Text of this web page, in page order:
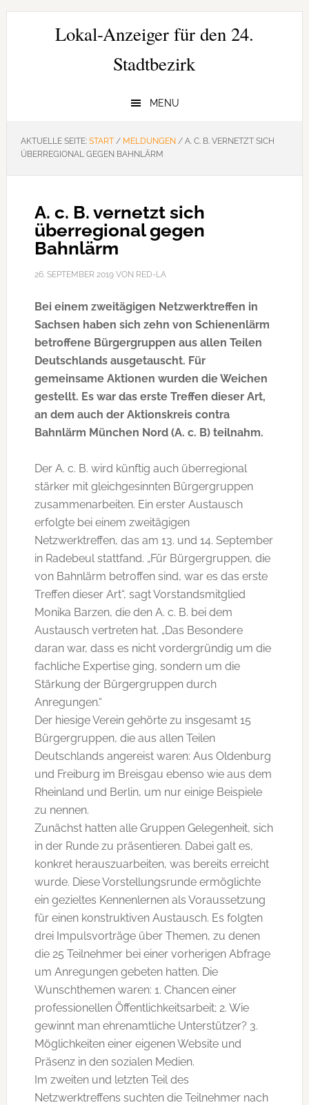
Zur
Hauptnavigation
Zum
Zur
SeitenspalteLokal-Anzeiger für den 24.
Stadtbezirk
MENU
AKTUELLE SEITE: START / MELDUNGEN /A. C. B. VERNETZT SICH
ÜBERREGIONAL GEGEN BAHNLÄRM
A. c. B. vernetzt sich
überregional gegen
Bahnlärm
26. SEPTEMBER 2019VON RED-LA
Bei einem zweitägigen Netzwerktreffen in
Sachsen haben sich zehn von Schienenlärm
betroffene Bürgergruppen aus allen Teilen
Deutschlands ausgetauscht. Für
gemeinsame Aktionen wurden die Weichen
gestellt. Es war das erste Treffen dieser Art,
an dem auch der Aktionskreis contra
Bahnlärm München Nord (A. c. B) teilnahm.
Der A. c. B. wird künftig auch überregional
stärker mit gleichgesinnten Bürgergruppen
zusammenarbeiten. Ein erster Austausch
erfolgte bei einem zweitägigen
Netzwerktreffen, das am 13. und 14. September
in Radebeul stattfand. „Für Bürgergruppen, die
von Bahnlärm betroffen sind, war es das erste
Treffen dieser Art“, sagt Vorstandsmitglied
Monika Barzen, die den A. c. B. bei dem
Austausch vertreten hat. „Das Besondere
daran war, dass es nicht vordergründig um die
fachliche Expertise ging, sondern um die
Stärkung der Bürgergruppen durch
Anregungen.“
Der hiesige Verein gehörte zu insgesamt 15
Bürgergruppen, die aus allen Teilen
Deutschlands angereist waren: Aus Oldenburg
und Freiburg im Breisgau ebenso wie aus dem
Rheinland und Berlin, um nur einige Beispiele
zu nennen.
Zunächst hatten alle Gruppen Gelegenheit, sich
in der Runde zu präsentieren. Dabei galt es,
konkret herauszuarbeiten, was bereits erreicht
wurde. Diese Vorstellungsrunde ermöglichte
ein gezieltes Kennenlernen als Voraussetzung
für einen konstruktiven Austausch. Es folgten
drei Impulsvorträge über Themen, zu denen
die 25 Teilnehmer bei einer vorherigen Abfrage
um Anregungen gebeten hatten. Die
Wunschthemen waren: 1. Chancen einer
professionellen Öffentlichkeitsarbeit; 2. Wie
gewinnt man ehrenamtliche Unterstützer? 3.
Möglichkeiten einer eigenen Website und
Präsenz in den sozialen Medien.
Im zweiten und letzten Teil des
Netzwerktreffens suchten die Teilnehmer nach